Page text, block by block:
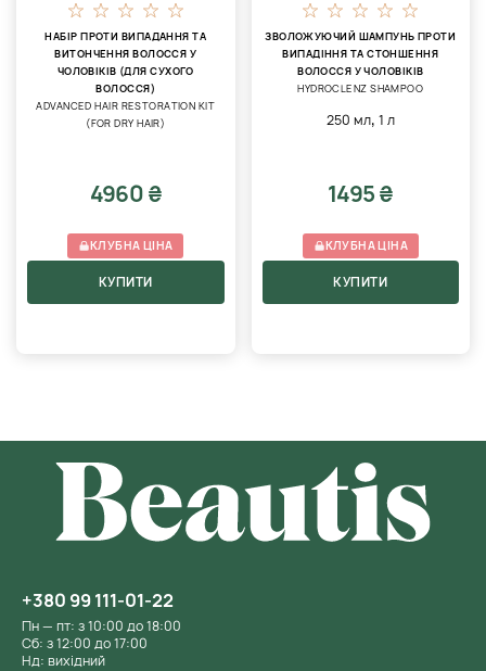
НАБІР ПРОТИ ВИПАДАННЯ ТА
ВИТОНЧЕННЯ ВОЛОССЯ У
ЧОЛОВІКІВ (ДЛЯ СУХОГО
ВОЛОССЯ)
ADVANCED HAIR RESTORATION KIT
(FOR DRY HAIR)
4960 ₴
КЛУБНА ЦІНА
КУПИТИ
ЗВОЛОЖУЮЧИЙ ШАМПУНЬ ПРОТИ
ВИПАДІННЯ ТА СТОНШЕННЯ
ВОЛОССЯ У ЧОЛОВІКІВ
HYDROCLENZ SHAMPOO
250 мл, 1 л
1495 ₴
КЛУБНА ЦІНА
КУПИТИ
+380 99 111-01-22
Пн — пт: з 10:00 до 18:00
Сб: з 12:00 до 17:00
Нд: вихідний